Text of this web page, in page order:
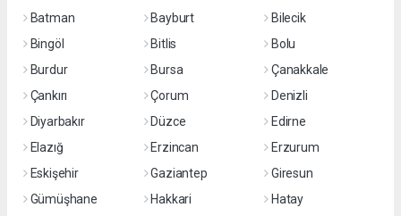
Batman
Bayburt
Bilecik
Bingöl
Bitlis
Bolu
Burdur
Bursa
Çanakkale
Çankırı
Çorum
Denizli
Diyarbakır
Düzce
Edirne
Elazığ
Erzincan
Erzurum
Eskişehir
Gaziantep
Giresun
Gümüşhane
Hakkari
Hatay